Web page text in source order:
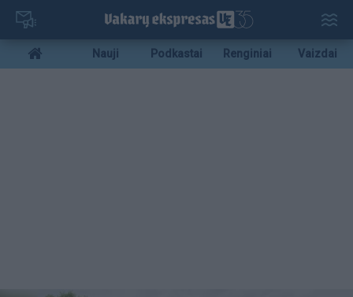
Pereiti
pagrindinį
turinį
Mobile
menu
Nauji Podkastai Renginiai Vaizdai